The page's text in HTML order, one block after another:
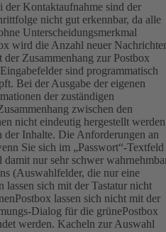
der Kontaktaufnahme sind der
nicht gut erkennbar, da alle
Unterscheidungsmerkmal
wird die Anzahl neuer
Zusammenhang zur Postbox
sind programmatisch
Bei der Ausgabe der eigenen
der zuständigen
zwischen den
nicht eindeutig hergestellt
der Inhalte. Die Anforderungen an
Sie sich im „Passwort“-Textfeld
nur sehr schwer
(Auswahlfelder, die nur eine
lassen sich mit der Tastatur nicht
lassen sich nicht mit der
Dialog für die grünePostbox
werden. Kacheln zur Auswahl